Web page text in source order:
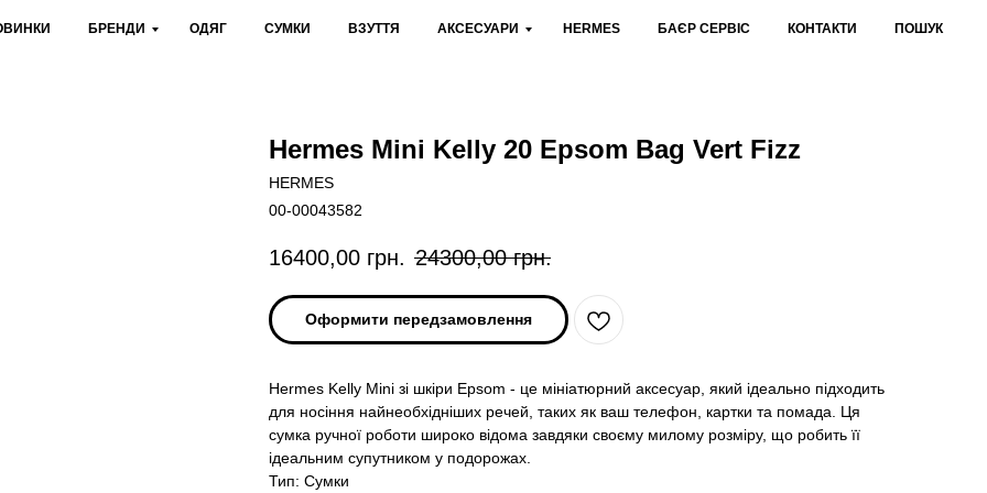
БРЕНДИ ОДЯГ СУМКИ ВЗУТТЯ АКСЕСУАРИ HERMES БАЄР СЕРВІС КОНТАКТИ ПОШУК
Hermes Mini Kelly 20 Epsom Bag Vert Fizz
HERMES
00-00043582
16400,00 грн. 24300,00 грн.
Оформити передзамовлення
Hermes Kelly Mini зі шкіри Epsom - це мініатюрний аксесуар, який ідеально підходить
для носіння найнеобхідніших речей, таких як ваш телефон, картки та помада. Ця
сумка ручної роботи широко відома завдяки своєму милому розміру, що робить її
ідеальним супутником у подорожах.
Тип: Сумки